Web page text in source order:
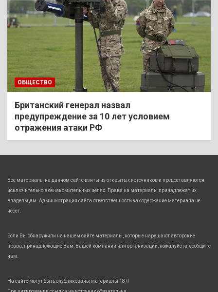
ОБЩЕСТВО
Британский генерал назвал
предупреждение за 10 лет условием
отражения атаки РФ
Все материалы на данном сайте взяты из открытых источников и предоставляются
исключительно в ознакомительных целях. Права на материалы принадлежат их
владельцам. Администрация сайта ответственности за содержание материала не
несет.
Если Вы обнаружили на нашем сайте материалы, которые нарушают авторские
права, принадлежащие Вам, Вашей компании или организации, пожалуйста, сообщите
нам.
На сайте могут быть опубликованы материалы 18+!